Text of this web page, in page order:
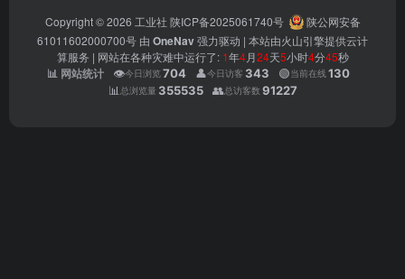
Copyright © 2026 工业社 陕ICP备2025061740号
陕公网安备
61011602000700号 由 OneNav强力驱动 | 本站由火山引擎提供云计
算服务 | 网站在各种灾难中运行了: 1年4月24天5小时4分46秒
📊 网站统计 👁️今日浏览 704 👤今日访客 343 🟢当前在线 130
📊 总浏览量 355535 👥总访客数 91227